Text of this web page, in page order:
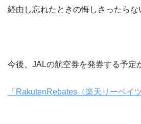
経由し忘れたときの悔しさったら
今後、JALの航空券を発券する予定
「RakutenRebates（楽天リーベイツ